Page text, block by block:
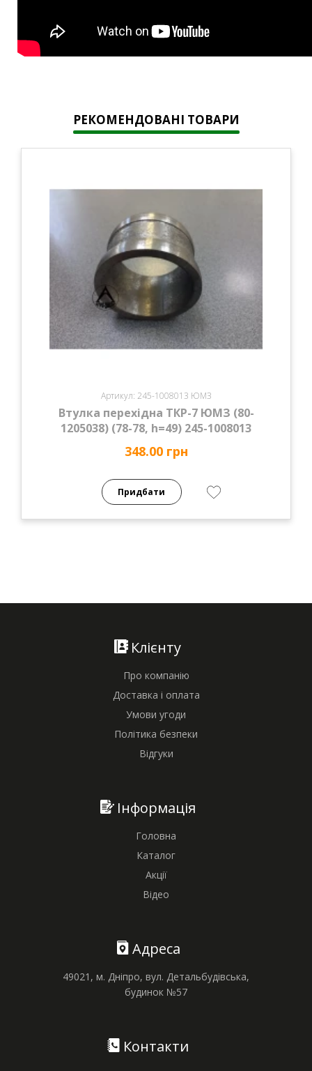
РЕКОМЕНДОВАНІ ТОВАРИ
Артикул: 245-1008013 ЮМЗ
Втулка перехідна ТКР-7 ЮМЗ (80-
1205038) (78-78, h=49) 245-1008013
348.00 грн
Придбати
Клієнту
Про компанію
Доставка і оплата
Умови угоди
Політика безпеки
Відгуки
Інформація
Головна
Каталог
Акції
Відео
Адреса
49021, м. Дніпро, вул. Детальбудівська,
будинок №57
Контакти